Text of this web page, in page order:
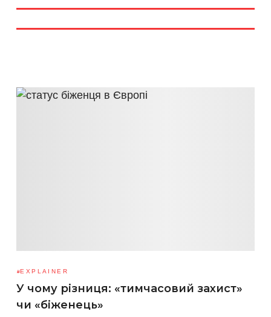
EXPLAINER
У чому різниця: «тимчасовий захист»
чи «біженець»